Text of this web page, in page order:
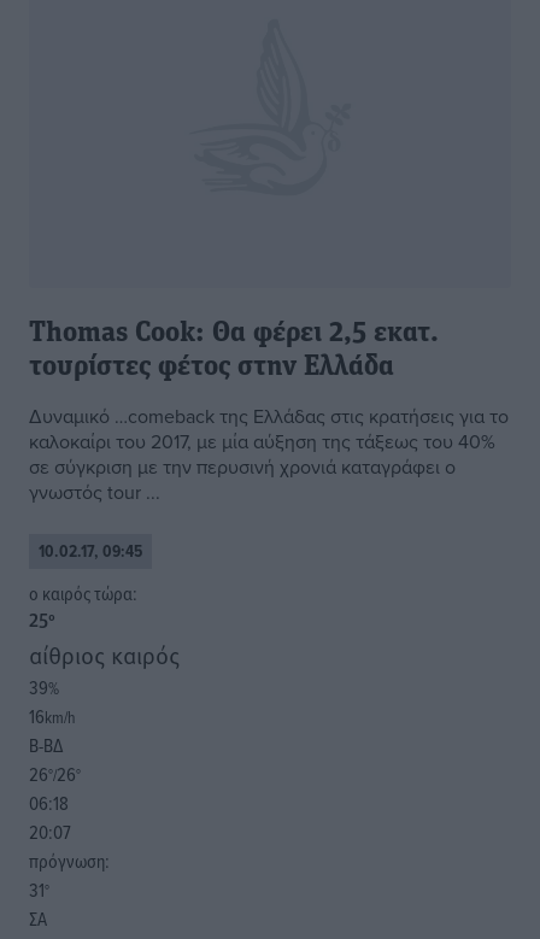
Thomas Cook: Θα φέρει 2,5 εκατ.
τουρίστες φέτος στην Ελλάδα
Δυναμικό …comeback της Ελλάδας στις κρατήσεις για το
καλοκαίρι του 2017, με μία αύξηση της τάξεως του 40%
σε σύγκριση με την περυσινή χρονιά καταγράφει ο
γνωστός tour ...
10.02.17, 09:45
o καιρός τώρα:
25°
αίθριος καιρός
39%
16km/h
Β-ΒΔ
26°/26°
06:18
20:07
πρόγνωση:
31°
ΣΑ